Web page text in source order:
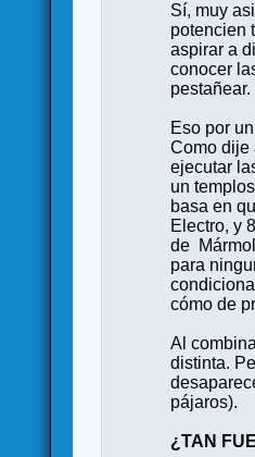
Sí, muy
potencien
aspirar a
conocer
pestañear.
Eso por
Como dije
ejecutar
un
basa en
Electro, y
de
para
cómo de
Al
distinta.
pájaros).
¿TAN